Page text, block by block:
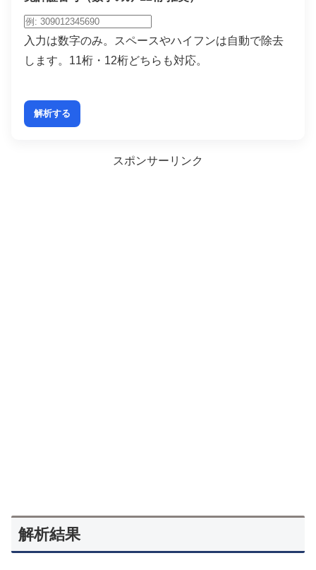
入力は数字のみ。スペースやハイフンは自動で除去
します。11桁・12桁どちらも対応。
解析する
スポンサーリンク
解析結果